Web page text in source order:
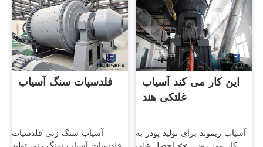
فلدسپات سنگ آسیاب
آسیاب سنگ زنی فلدسپات
این کار می کند آسیاب
غلتکی هند
آسیاب ریموند برای تولید پودر به